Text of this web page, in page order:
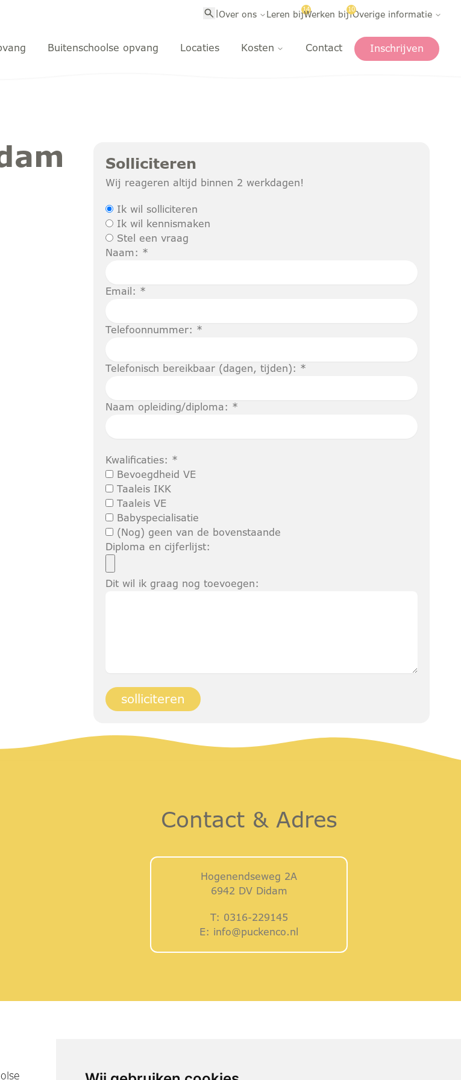
|Over ons Leren bij14
Werken bij10
|Overige informatie
Buitenschoolse opvang Locaties Kosten Contact Inschrijven
Solliciteren
Wij reageren altijd binnen 2 werkdagen!
Ik wil solliciteren
Ik wil kennismaken
Stel een vraag
Naam: *
Email: *
Telefoonnummer: *
Telefonisch bereikbaar (dagen, tijden): *
Naam opleiding/diploma: *
Kwalificaties: *
Bevoegdheid VE
Taaleis IKK
Taaleis VE
Babyspecialisatie
(Nog) geen van de bovenstaande
Diploma en cijferlijst:
Dit wil ik graag nog toevoegen:
Contact & Adres
Hogenendseweg 2A
6942 DV Didam
T: 0316-229145
E: info@puckenco.nl